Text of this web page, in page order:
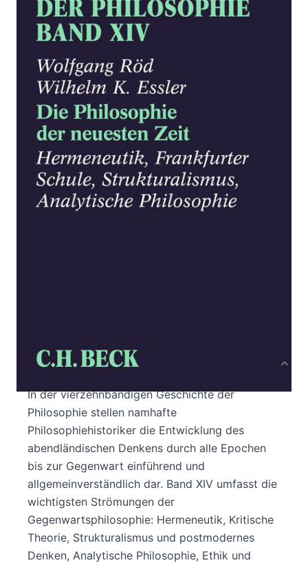
Zur Wunschliste hinzufügen
Die Philosophie der neuesten Zeit: Hermeneutik,
Frankfurter Schule, Strukturalismus, Analytische
Philosophie
VonWolfgang Röd,Wilhelm K. Essler
Verlag: C.H.Beck 15.10.2019
Buch 315 Seiten
Produktbeschreibung
In der vierzehnbändigen Geschichte der
Philosophie stellen namhafte
Philosophiehistoriker die Entwicklung des
abendländischen Denkens durch alle Epochen
bis zur Gegenwart einführend und
allgemeinverständlich dar. Band XIV umfasst die
wichtigsten Strömungen der
Gegenwartsphilosophie: Hermeneutik, Kritische
Theorie, Strukturalismus und postmodernes
Denken, Analytische Philosophie, Ethik und